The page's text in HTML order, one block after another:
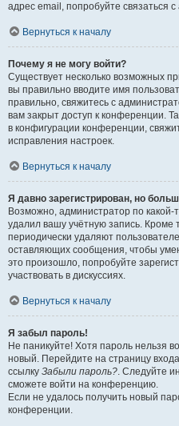
адрес email, попробуйте связаться
Вернуться к началу
Почему я не могу войти?
Существует несколько возможных
вы правильно вводите имя
правильно, свяжитесь с
вам закрыт доступ к конференции.
в конфигурации конференции,
исправления настроек.
Вернуться к началу
Я давно зарегистрирован, но
Возможно, администратор по какой-
удалил вашу учётную запись. Кроме
периодически удаляют
оставляющих сообщения, чтобы
это произошло, попробуйте
участвовать в дискуссиях.
Вернуться к началу
Я забыл пароль!
Не паникуйте! Хотя пароль нельзя
новый. Перейдите на страницу
ссылку Забыли пароль?. Следуйте
сможете войти на конференцию.
Если не удалось получить новый
конференции.